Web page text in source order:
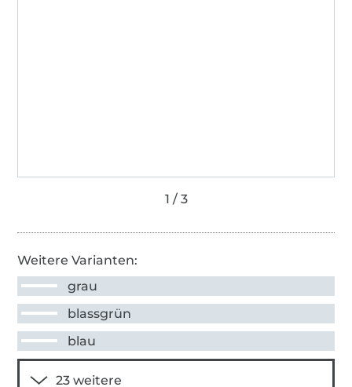
Weitere Varianten:
grau
blassgrün
blau